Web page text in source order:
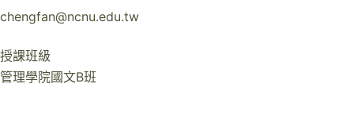
chengfan@ncnu.edu.tw
授課班級
管理學院國文B班